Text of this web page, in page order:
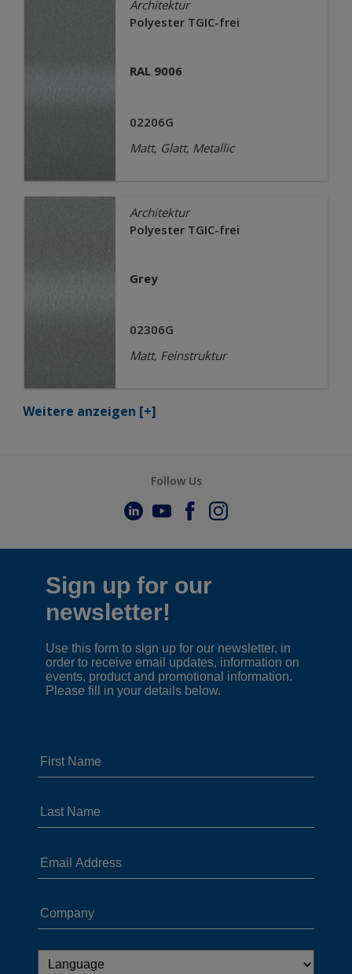
Architektur
Polyester TGIC-frei
RAL 9006
02206G
Matt, Glatt, Metallic
Architektur
Polyester TGIC-frei
Grey
02306G
Matt, Feinstruktur
Weitere anzeigen [+]
Follow Us